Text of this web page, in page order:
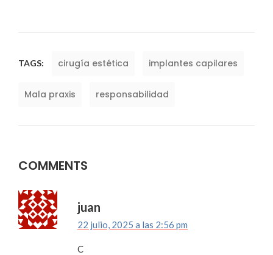
TAGS: cirugía estética implantes capilares
Mala praxis responsabilidad
COMMENTS
juan
22 julio, 2025 a las 2:56 pm
C